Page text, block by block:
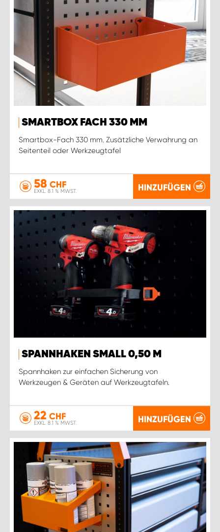
SMARTBOX FACH 330 MM
Smartbox-Fach 330 mm. Zusätzliche Verwahrung an
Seitenteil oder Werkzeugtafel
58 CHF
EXKL. 8.1 % MWST. HINZUFÜGEN
SPANNHAKEN SMALL 0,50 M
Spannhaken zur einfachen Sicherung von
Werkzeugen & Geräten auf Werkzeugtafeln.
22 CHF
EXKL. 8.1 % MWST. HINZUFÜGEN